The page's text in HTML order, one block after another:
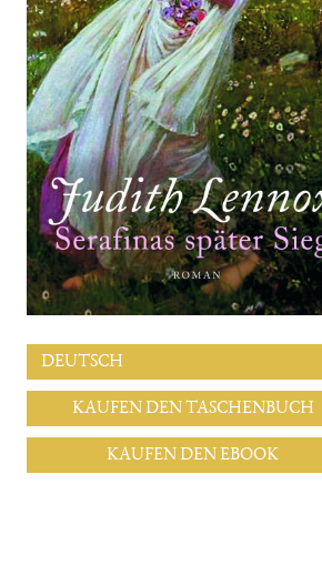
DEUTSCH
KAUFEN DEN TASCHENBUCH
KAUFEN DEN EBOOK